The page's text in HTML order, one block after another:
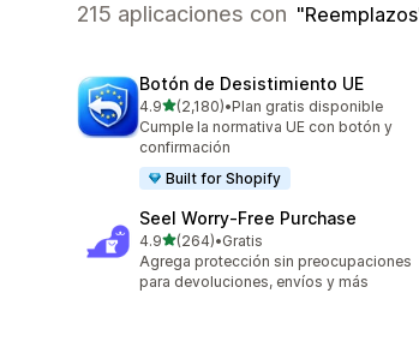
215 aplicaciones con Reemplazos
Botón de Desistimiento UE
4.9de 5 estrellas
(2,180)
2180 reseñas en total
•Plan gratis disponible
Cumple la normativa UE con botón y
confirmación
Built for Shopify
Seel Worry‑Free Purchase
4.9de 5 estrellas
(264)
264 reseñas en total
•Gratis
Agrega protección sin preocupaciones
para devoluciones, envíos y más